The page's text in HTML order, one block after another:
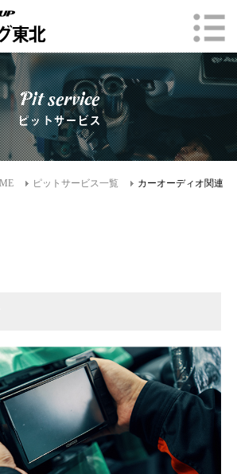
東北
Pit service
ピットサービス
ピットサービス一覧 カーオーディオ関連